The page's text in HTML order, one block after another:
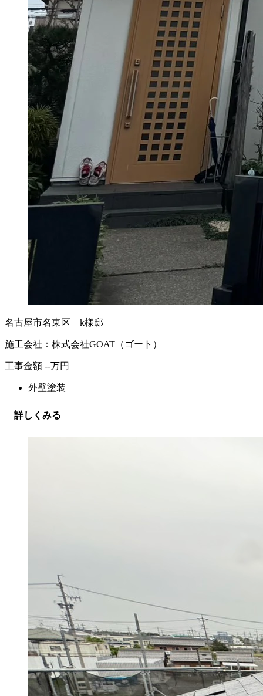
名古屋市名東区 k様邸
施工会社：株式会社GOAT（ゴート）
工事金額 --万円
外壁塗装
詳しくみる